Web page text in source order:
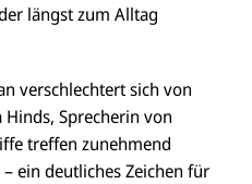
längst zum Alltag
verschlechtert sich von
Hinds, Sprecherin von
treffen zunehmend
ein deutliches Zeichen für